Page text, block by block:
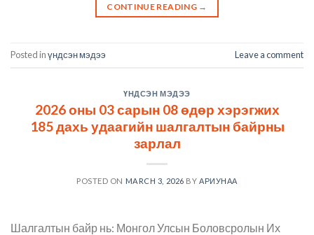
CONTINUE READING →
Posted inүндсэн мэдээ Leave a comment
ҮНДСЭН МЭДЭЭ
2026 оны 03 сарын 08 өдөр хэрэгжих
185 дахь удаагийн шалгалтын байрны
зарлал
POSTED ON MARCH 3, 2026 BY АРИУНАА
Шалгалтын байр нь: Монгол Улсын Боловсролын Их